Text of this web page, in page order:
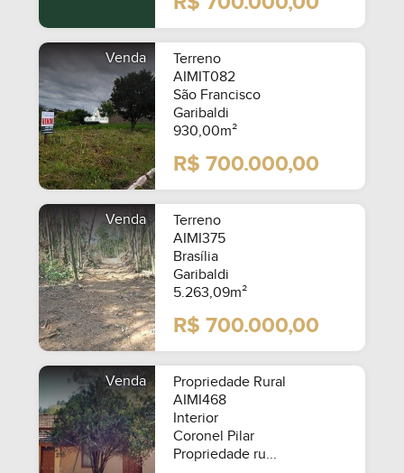
MOBILIADO
Venda
Terreno
AIMIT082
São Francisco
Garibaldi
930,00m²
R$ 700.000,00
Venda
Terreno
AIMI375
Brasília
Garibaldi
5.263,09m²
R$ 700.000,00
Venda
Propriedade Rural
AIMI468
Interior
Coronel Pilar
Propriedade ru...